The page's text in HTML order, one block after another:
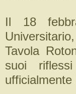
Il 18
Tavola
suoi
ufficialmente